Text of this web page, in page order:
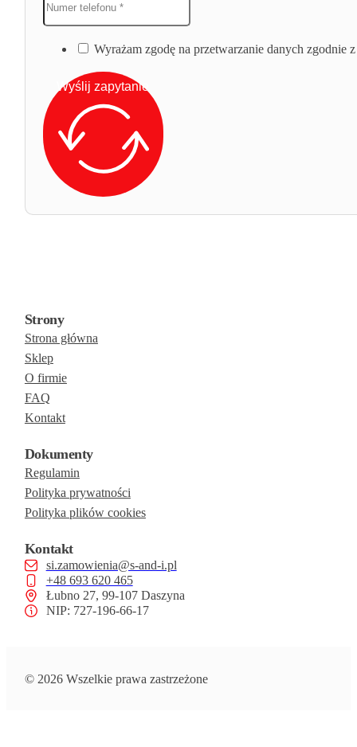
Wyrażam zgodę na przetwarzanie danych zgodnie
Wyślij zapytanie
Strony
Strona główna
Sklep
O firmie
FAQ
Kontakt
Dokumenty
Regulamin
Polityka prywatności
Polityka plików cookies
Kontakt
si.zamowienia@s-and-i.pl
+48 693 620 465
Łubno 27, 99-107 Daszyna
NIP: 727-196-66-17
© 2026 Wszelkie prawa zastrzeżone